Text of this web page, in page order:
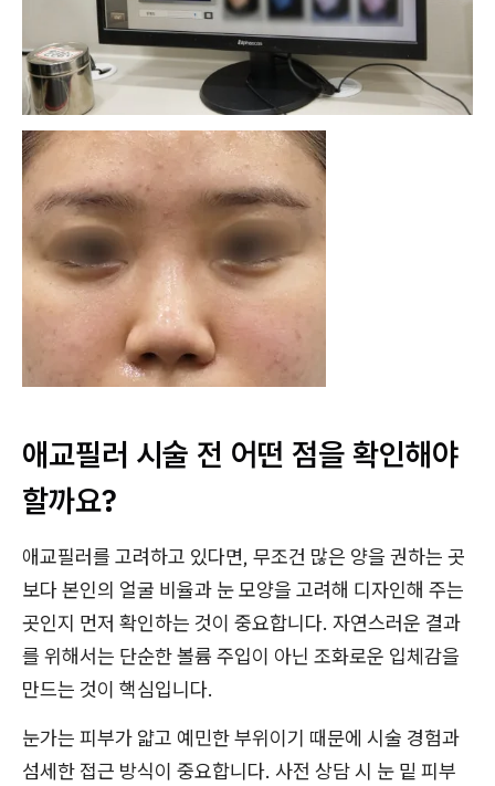
애교필러 시술 전 어떤 점을 확인해야
할까요?
애교필러를 고려하고 있다면, 무조건 많은 양을 권하는 곳
보다 본인의 얼굴 비율과 눈 모양을 고려해 디자인해 주는
곳인지 먼저 확인하는 것이 중요합니다. 자연스러운 결과
를 위해서는 단순한 볼륨 주입이 아닌 조화로운 입체감을
만드는 것이 핵심입니다.
눈가는 피부가 얇고 예민한 부위이기 때문에 시술 경험과
섬세한 접근 방식이 중요합니다. 사전 상담 시 눈 밑 피부